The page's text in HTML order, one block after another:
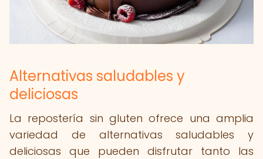
Alternativas saludables y
deliciosas
La repostería sin gluten ofrece una amplia
variedad de alternativas saludables y
deliciosas que pueden disfrutar tanto las